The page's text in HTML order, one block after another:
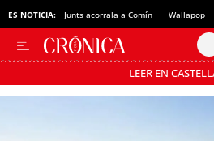
ES NOTICIA: Junts acorrala a Comín Wallapop
LEER EN
Pásate al MODO